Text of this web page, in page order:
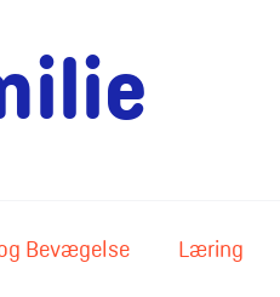
Bevægelse Læring